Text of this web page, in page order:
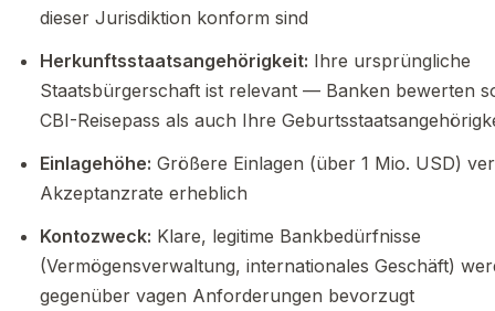
dieser Jurisdiktion konform sind
Herkunftsstaatsangehörigkeit: Ihre ursprüngliche
Staatsbürgerschaft ist relevant — Banken bewerten
CBI-Reisepass als auch Ihre
Einlagehöhe: Größere Einlagen (über 1 Mio. USD)
Akzeptanzrate erheblich
Kontozweck: Klare, legitime Bankbedürfnisse
(Vermögensverwaltung, internationales Geschäft)
gegenüber vagen Anforderungen bevorzugt